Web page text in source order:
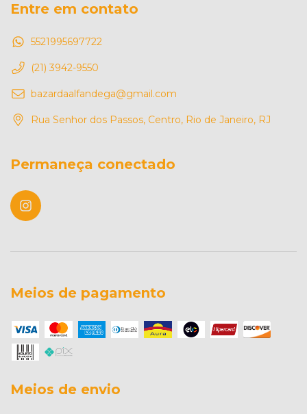
Entre em contato
5521995697722
(21) 3942-9550
bazardaalfandega@gmail.com
Rua Senhor dos Passos, Centro, Rio de Janeiro, RJ
Permaneça conectado
Meios de pagamento
Meios de envio